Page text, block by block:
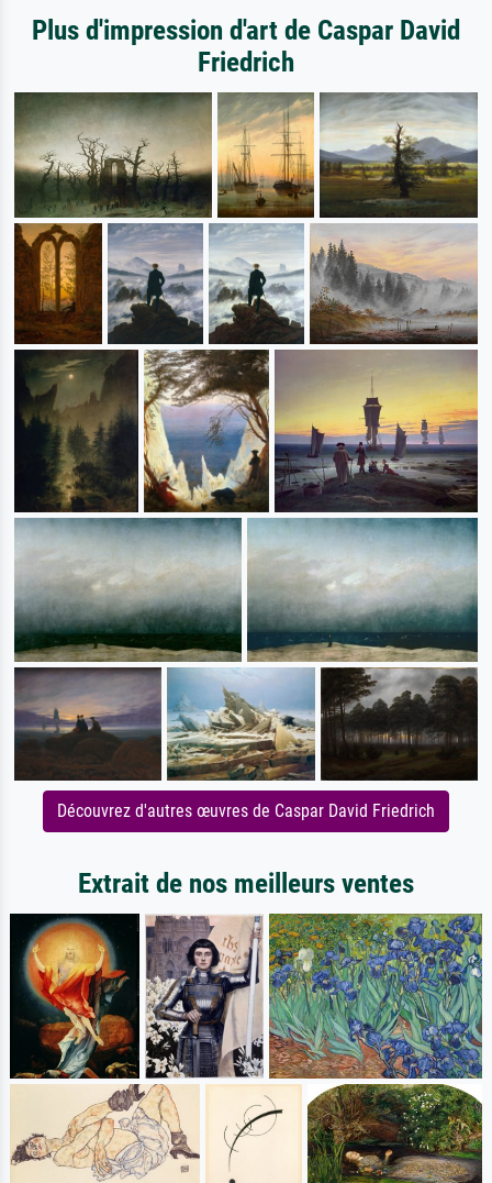
Plus d'impression d'art de Caspar David
Friedrich
Découvrez d'autres œuvres de Caspar David Friedrich
Extrait de nos meilleurs ventes